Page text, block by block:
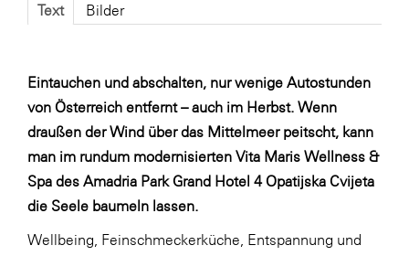
ikp
JELD-WEN DANA
kosaplaner
Libro
Lidl Österreich
Die Menü-Manufaktur
Text Bilder
Eintauchen und abschalten, nur wenige Autostunden
von Österreich entfernt – auch im Herbst. Wenn
draußen der Wind über das Mittelmeer peitscht, kann
man im rundum modernisierten Vita Maris Wellness &
Spa des Amadria Park Grand Hotel 4 Opatijska Cvijeta
die Seele baumeln lassen.
Wellbeing, Feinschmeckerküche, Entspannung und